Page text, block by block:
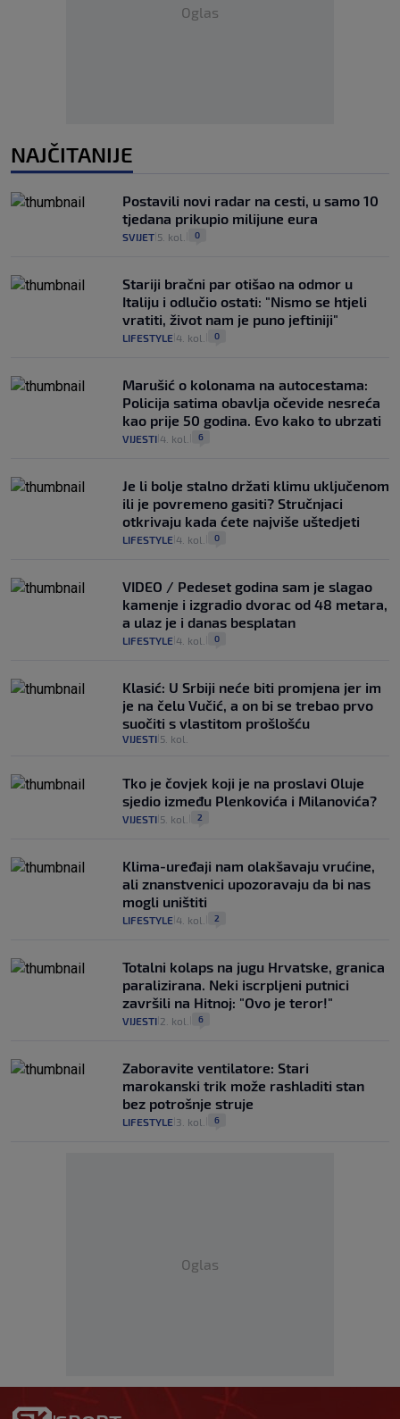
Oglas
NAJČITANIJE
Postavili novi radar na cesti, u samo 10
tjedana prikupio milijune eura
SVIJET 5. kol. 0
Stariji bračni par otišao na odmor u
Italiju i odlučio ostati: "Nismo se htjeli
vratiti, život nam je puno jeftiniji"
LIFESTYLE 4. kol. 0
Marušić o kolonama na autocestama:
Policija satima obavlja očevide nesreća
kao prije 50 godina. Evo kako to ubrzati
VIJESTI 4. kol. 6
Je li bolje stalno držati klimu uključenom
ili je povremeno gasiti? Stručnjaci
otkrivaju kada ćete najviše uštedjeti
LIFESTYLE 4. kol. 0
VIDEO / Pedeset godina sam je slagao
kamenje i izgradio dvorac od 48 metara,
a ulaz je i danas besplatan
LIFESTYLE 4. kol. 0
Klasić: U Srbiji neće biti promjena jer im
je na čelu Vučić, a on bi se trebao prvo
suočiti s vlastitom prošlošću
VIJESTI 5. kol.
Tko je čovjek koji je na proslavi Oluje
sjedio između Plenkovića i Milanovića?
VIJESTI 5. kol. 2
Klima-uređaji nam olakšavaju vrućine,
ali znanstvenici upozoravaju da bi nas
mogli uništiti
LIFESTYLE 4. kol. 2
Totalni kolaps na jugu Hrvatske, granica
paralizirana. Neki iscrpljeni putnici
završili na Hitnoj: "Ovo je teror!"
VIJESTI 2. kol. 6
Zaboravite ventilatore: Stari
marokanski trik može rashladiti stan
bez potrošnje struje
LIFESTYLE 3. kol. 6
Oglas